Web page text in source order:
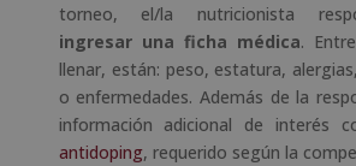
torneo, el/la nutricionista
ingresar una ficha médica.
llenar, están: peso, estatura,
o enfermedades. Además de la
información adicional de interés
antidoping, requerido según la